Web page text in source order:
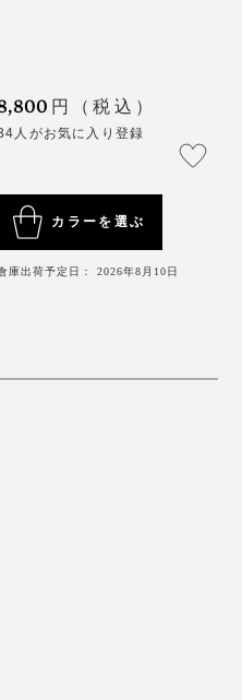
しても大丈夫
長さ
もらって、ディテールに
する機会はほとんどあり
ビロテさせていただきま
円（税込）
人がお気に入り登録
カラーを選ぶ
庫出荷予定日： 2026年8月10日